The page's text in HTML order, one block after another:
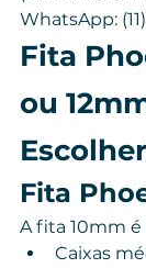
WhatsApp:
Fita
ou
Fita
A fita 10mm é
Caixas